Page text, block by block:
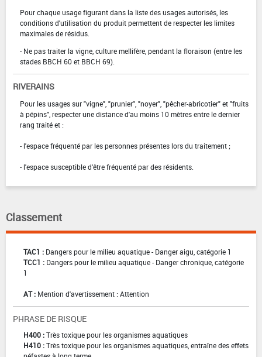
Pour chaque usage figurant dans la liste des usages autorisés, les
conditions d'utilisation du produit permettent de respecter les limites
maximales de résidus.
- Ne pas traiter la vigne, culture mellifère, pendant la floraison (entre les
stades BBCH 60 et BBCH 69).
RIVERAINS
Pour les usages sur "vigne", "prunier", "noyer", "pêcher-abricotier" et "fruits
à pépins", respecter une distance d'au moins 10 mètres entre le dernier
rang traité et :
- l'espace fréquenté par les personnes présentes lors du traitement ;
- l'espace susceptible d'être fréquenté par des résidents.
Classement
TAC1 : Dangers pour le milieu aquatique - Danger aigu, catégorie 1
TCC1 : Dangers pour le milieu aquatique - Danger chronique, catégorie
1
AT : Mention d'avertissement : Attention
PHRASE DE RISQUE
H400 :Très toxique pour les organismes aquatiques
H410 :Très toxique pour les organismes aquatiques, entraîne des effets